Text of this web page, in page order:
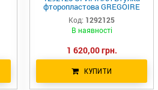
фторопластова GREGOIRE
BESSON Діам.93Х86
Довж.50ММ
Код: 1292125
В наявності
1 620,00 грн.
КУПИТИ